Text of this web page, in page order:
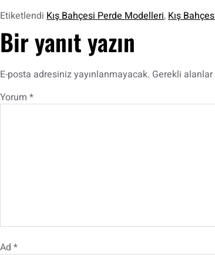
Etiketlendi Kış Bahçesi Perde Modelleri,Kış
Bir yanıt yazın
E-posta adresiniz yayınlanmayacak. Gerekli alanlar
Yorum *
Ad *